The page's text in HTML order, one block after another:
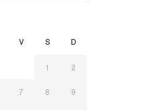
V S D
1 2
7 8 9